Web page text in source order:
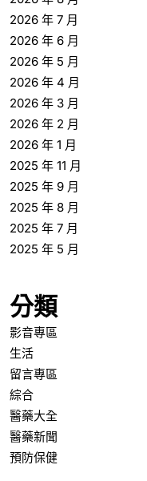
2026 年 7 月
2026 年 6 月
2026 年 5 月
2026 年 4 月
2026 年 3 月
2026 年 2 月
2026 年 1 月
2025 年 11 月
2025 年 9 月
2025 年 8 月
2025 年 7 月
2025 年 5 月
分類
影音專區
生活
留言專區
綜合
醫藥大全
醫藥新聞
預防保健